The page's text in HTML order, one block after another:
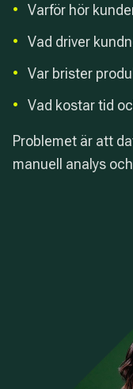
•
Varför hör
•
Vad driver
•
Var brister
•
Vad kostar tid
Problemet är att
manuell analys